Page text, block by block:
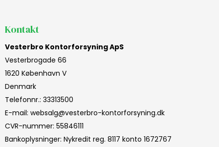
Kontakt
Vesterbro Kontorforsyning ApS
Vesterbrogade 66
1620 København V
Denmark
Telefonnr.: 33313500
E-mail: websalg@vesterbro-kontorforsyning.dk
CVR-nummer: 55846111
Bankoplysninger: Nykredit reg. 8117 konto 1672767